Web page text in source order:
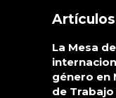
Artículos
La Mesa
género en
de